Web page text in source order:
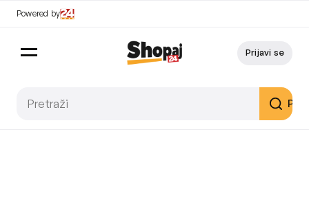
Powered by
Prijavi se